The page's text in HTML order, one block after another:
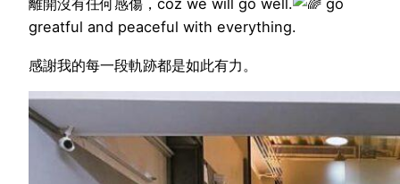
離開沒有任何感傷，coz we will go well.
go
greatful and peaceful with everything.
感謝我的每一段軌跡都是如此有力。